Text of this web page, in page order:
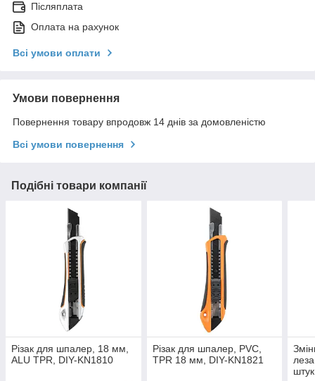
Післяплата
Оплата на рахунок
Всі умови оплати
Умови повернення
Повернення товару впродовж 14 днів за домовленістю
Всі умови повернення
Подібні товари компанії
Різак для шпалер, 18 мм,
ALU TPR, DIY-KN1810
Різак для шпалер, PVC,
TPR 18 мм, DIY-KN1821